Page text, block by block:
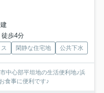
歩4分
閑静な住宅地 公共下水
中心部平坦地の生活便利地♪浜
食事に便利です♪